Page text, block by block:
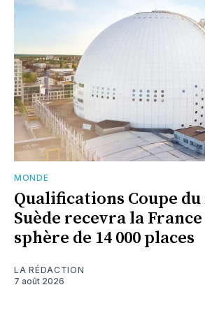
MONDE
Qualifications Coupe du
Suède recevra la
sphère de 14 000 places
LA RÉDACTION
7 août 2026